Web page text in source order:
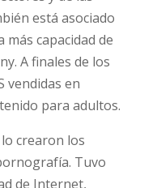
y de
está
que tenía más
de Sony. A
cintas VHS
crearon los